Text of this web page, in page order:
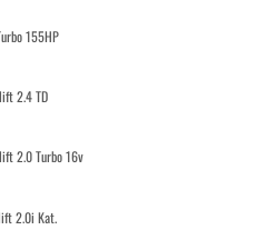
155HP
2.4 TD
2.0 Turbo 16v
2.0i Kat.